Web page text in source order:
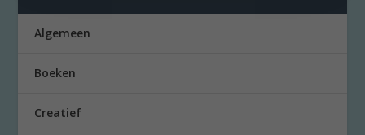
Algemeen
Boeken
Creatief